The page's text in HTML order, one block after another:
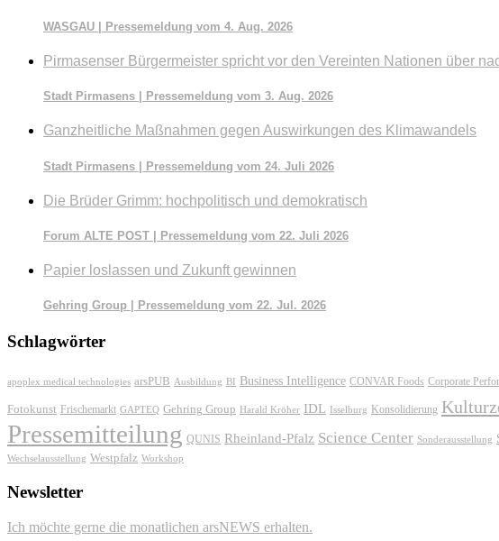
WASGAU | Pressemeldung vom 4. Aug. 2026
Pirmasenser Bürgermeister spricht vor den Vereinten Nationen über
Stadt Pirmasens | Pressemeldung vom 3. Aug. 2026
Ganzheitliche Maßnahmen gegen Auswirkungen des Klimawandels
Stadt Pirmasens | Pressemeldung vom 24. Juli 2026
Die Brüder Grimm: hochpolitisch und demokratisch
Forum ALTE POST | Pressemeldung vom 22. Juli 2026
Papier loslassen und Zukunft gewinnen
Gehring Group | Pressemeldung vom 22. Jul. 2026
Schlagwörter
apoplex medical technologies arsPUB Ausbildung BI Business Intelligence CONVAR Foods Corporate
Fotokunst Frischemarkt GAPTEQ Gehring Group Harald Kröher IDL Isselburg Konsolidierung
Pressemitteilung QUNIS Rheinland-Pfalz Science Center Sonderausstellung
Wechselausstellung Westpfalz Workshop
Newsletter
Ich möchte gerne die monatlichen arsNEWS erhalten.